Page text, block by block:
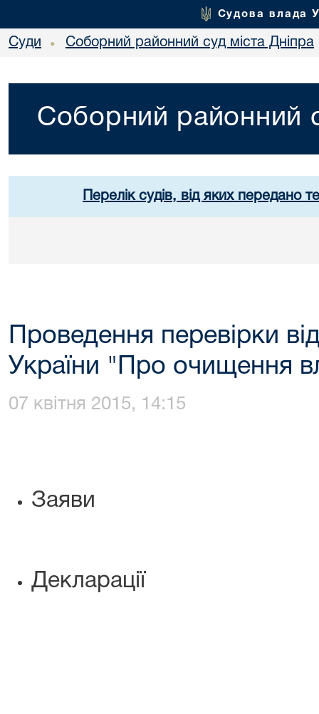
Судова влада
Суди • Соборний районний суд міста Дніпра
Соборний районний
Перелік судів, від яких передано
Проведення перевірки
України "Про очищення
07 квітня 2015, 14:15
Заяви
Декларації